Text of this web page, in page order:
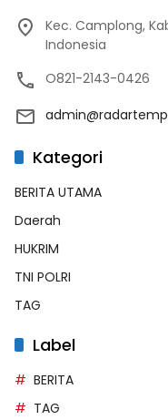
Kec. Camplong,
Indonesia
O821-2143-0426
Kategori
BERITA UTAMA
Daerah
HUKRIM
TNI POLRI
TAG
Label
BERITA
TAG